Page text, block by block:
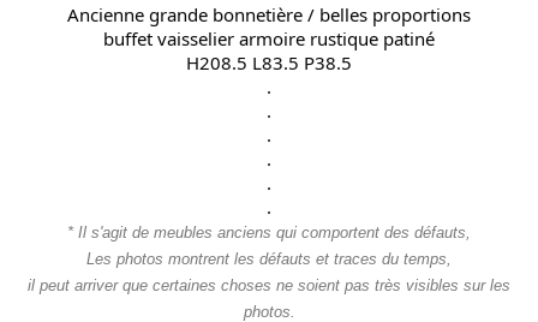
Ancienne grande bonnetière / belles proportions
buffet vaisselier armoire rustique patiné
H208.5 L83.5 P38.5
.
.
.
.
.
.
* Il s'agit de meubles anciens qui comportent des défauts,
Les photos montrent les défauts et traces du temps,
il peut arriver que certaines choses ne soient pas très visibles sur les
photos.